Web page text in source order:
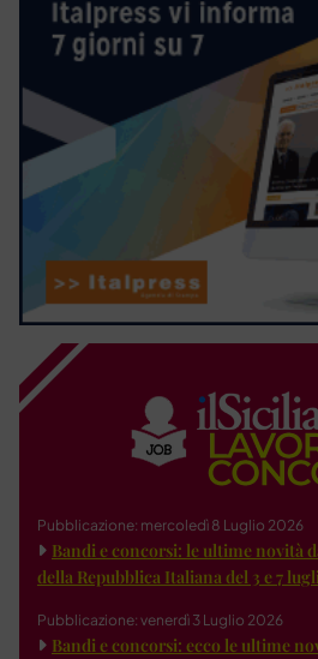
Pubblicazione: mercoledì 8 Luglio 2026
Bandi e concorsi: le ultime novità
della Repubblica Italiana del 3 e 7
Pubblicazione: venerdì 3 Luglio 2026
Bandi e concorsi: ecco le ultime